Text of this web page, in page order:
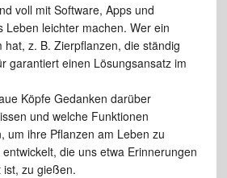
voll mit Software, Apps und
Leben leichter machen. Wer ein
hat, z. B. Zierpflanzen, die ständig
garantiert einen Lösungsansatz im
Köpfe Gedanken darüber
und welche Funktionen
um ihre Pflanzen am Leben zu
die uns etwa Erinnerungen
zu gießen.